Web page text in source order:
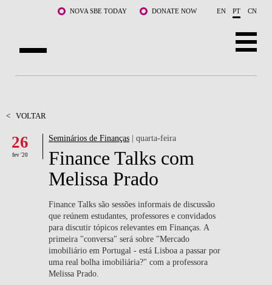
Saltar para o conteúdo principalNOVA SBE TODAY DONATE NOW EN PT CN
DOCENTES E INVESTIGAÇÃO
COMUNIDADE
WHAT'S HAPPENING
< VOLTAR
26
fev '20
Seminários de Finanças | quarta-feira
Finance Talks com
Melissa Prado
Finance Talks são sessões informais de discussão
que reúnem estudantes, professores e convidados
para discutir tópicos relevantes em Finanças. A
primeira "conversa" será sobre "Mercado
imobiliário em Portugal - está Lisboa a passar por
uma real bolha imobiliária?" com a professora
Melissa Prado.